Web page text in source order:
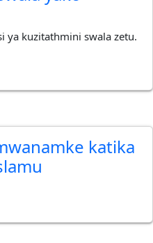
ya kuzitathmini swala zetu.
katika